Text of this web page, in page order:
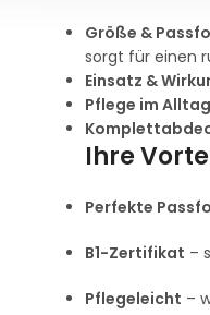
Größe &
sorgt für einen
Einsatz &
Pflege im
Ihre
Perfekte
B1-Zertifikat –
Pflegeleicht –